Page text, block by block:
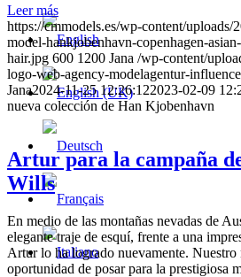
Leer más
https://cmmodels.es/wp-content/uploads/
model-hankjobenhavn-copenhagen-
hair.jpg 600 1200 Jana /wp-content/
logo-web-agency-modelagentur-
Jana2024-11-25 12:26:122023-02-09
nueva colección de Han Kjobenhavn
Artur para la campaña
Wills
En medio de las montañas nevadas de
elegante traje de esquí, frente a una
Artur lo ha logrado nuevamente.
oportunidad de posar para la prestigiosa